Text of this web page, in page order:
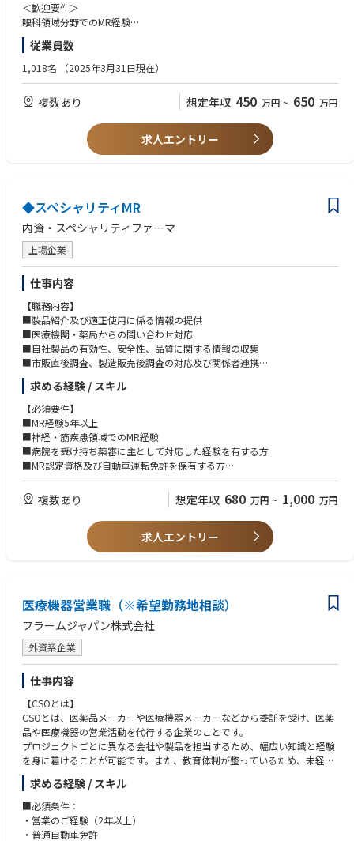
＜歓迎要件＞
眼科領域分野でのMR経験
MR認定資格を保有されている方MR経験3年以上
〈求める人物像〉
を構築できる方・ユーザーのニーズを的確に捉え、本質を見極めることが
出来る方
・決められた品質・納期共に対応できる方
・与えられた業務に対し、自ら考え、行動し、努力を惜しまない方
・能動的に課題抽出し、改善・改革に取り組める方
従業員数
1,018名 （2025年3月31日現在）
複数あり 想定年収 450 万円 ~ 650 万円
求人エントリー
◆スペシャリティMR
内資・スペシャリティファーマ
上場企業
仕事内容
【職務内容】
■製品紹介及び適正使用に係る情報の提供
■医療機関・薬局からの問い合わせ対応
■自社製品の有効性、安全性、品質に関する情報の収集
■市販直後調査、製造販売後調査の対応及び関係者連携
■収集した情報の分析・評価結果、対応方針等の伝達
■講演会、研究会等の企画立案及び実行
■医療関係者相互の情報ネットワークの橋渡し及び構築支援
■疾患啓発活動 等
【配属：営業本部】
■担当地域：関東地区（拠点：東京）、関西地区（拠点：芦屋）
求める経験 / スキル
【必須要件】
■MR経験5年以上
■神経・筋疾患領域でのMR経験
■病院を受け持ち薬審に主として対応した経験を有する方
■MR認定資格及び自動車運転免許を保有する方
■将来的な転勤に対応可能な方
【歓迎要件】
■論文を読み込める英語力
複数あり 想定年収 680 万円 ~ 1,000 万円
求人エントリー
医療機器営業職（※希望勤務地相談）
フラームジャパン株式会社
外資系企業
仕事内容
【CSOとは】
CSOとは、医薬品メーカーや医療機器メーカーなどから委託を受け、医薬
品や医療機器の営業活動を代行する企業のことです。
プロジェクトごとに異なる会社や製品を担当するため、幅広い知識と経験
を身に着けることが可能です。また、教育体制が整っているため、未経験
からでも医療業界に参入しやすいです。
【概要】
フラームジャパン社の社員として採用後、医療機器メーカーに配属され営
業活動（営業活動、新薬市場での販売強化、マーケティング、）をプロジ
求める経験 / スキル
■必須条件：
・営業のご経験（2年以上）
・普通自動車免許